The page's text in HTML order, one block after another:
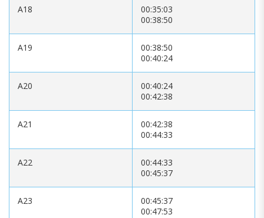
A18
00:35:03
00:38:50
A19
00:38:50
00:40:24
A20
00:40:24
00:42:38
A21
00:42:38
00:44:33
A22
00:44:33
00:45:37
A23
00:45:37
00:47:53